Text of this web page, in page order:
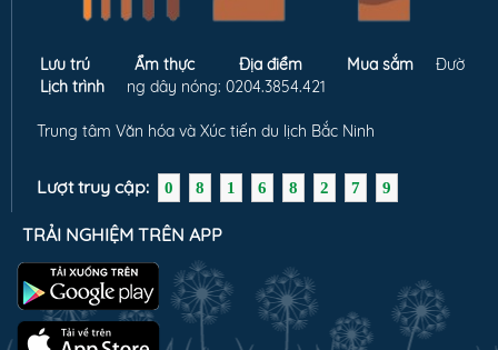
Lưu trú Ẩm thực Địa điểm
Mua sắm
Lịch trình
Đườ
ng dây nóng: 0204.3854.421
Trung tâm Văn hóa và Xúc tiến du lịch Bắc Ninh
Lượt truy cập: 0 8 1 6 8 2 7 9
TRẢI NGHIỆM TRÊN APP